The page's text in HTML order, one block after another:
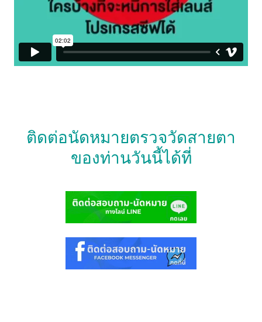
ติดต่อนัดหมายตรวจวัดสายตา
ของท่านวันนี้ได้ที่